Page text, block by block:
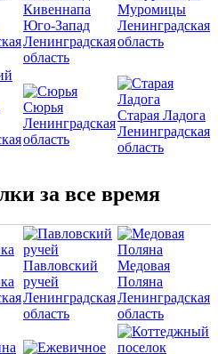
Кивеннапа
Юго-Запад
Ленинградская
область
Муромицы
Ленинградская
область
Сюрья
Ленинградская
область
Старая Ладога
Ленинградская
область
за все время
Павловский
ручей
Ленинградская
область
Медовая
Поляна
Ленинградская
область